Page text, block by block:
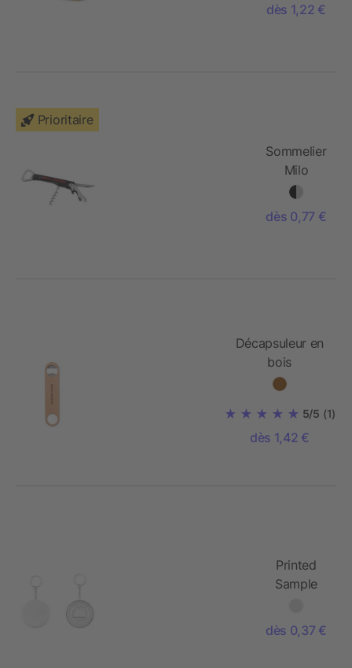
dès 1,22 €
Prioritaire
Sommelier
Milo
dès 0,77 €
Décapsuleur en
bois
5/5 (1)
dès 1,42 €
Printed
Sample
dès 0,37 €